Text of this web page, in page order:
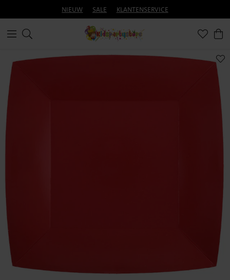
NIEUW SALE KLANTENSERVICE